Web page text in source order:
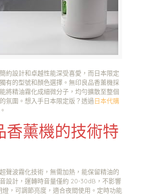
約設計和卓越性能深受喜愛，而日本限定
有的型號和顏色選擇。無印良品香薰機採
將精油霧化成細微分子，均勻擴散至整個
氛圍。想入手日本限定版？透過日本代購
香薰機的技術特
聲波霧化技術，無需加熱，能保留精油的
設計，運轉時音量僅約 20-30dB，不影響
燈，可調節亮度，適合夜間使用。定時功能